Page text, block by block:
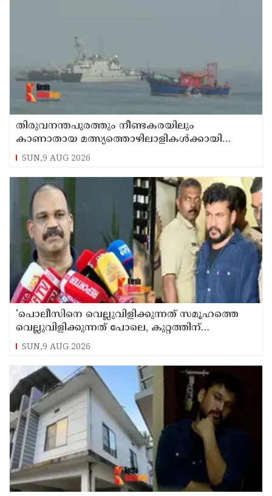
തിരുവനന്തപുരത്തും നീണ്ടകരയിലും
കാണാതായ മത്സ്യത്തൊഴിലാളികള്‍ക്കായി
തിരച്ചില്‍ പത്താം ദിവസത്തിലേക്ക്
SUN,9 AUG 2026
'പൊലീസിനെ വെല്ലുവിളിക്കുന്നത് സമൂഹത്തെ
വെല്ലുവിളിക്കുന്നത് പോലെ, കുറ്റത്തിന്
അനുസരിച്ച് ശിക്ഷ നല്‍കും':എഡിജിപി
SUN,9 AUG 2026